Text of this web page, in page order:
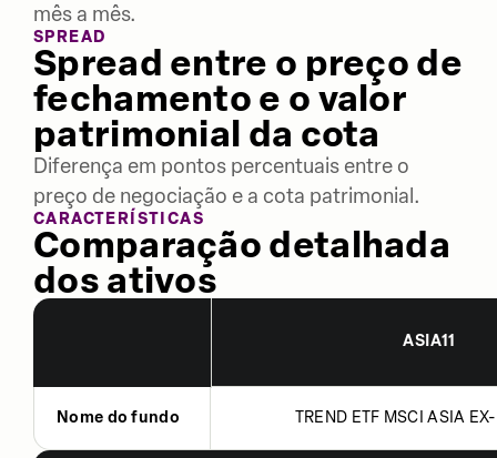
mês a mês.
SPREAD
Spread entre o preço de
fechamento e o valor
patrimonial da cota
Diferença em pontos percentuais entre o
preço de negociação e a cota patrimonial.
CARACTERÍSTICAS
Comparação detalhada
dos ativos
ASIA11
Nome do fundo TREND ETF MSCI ASIA